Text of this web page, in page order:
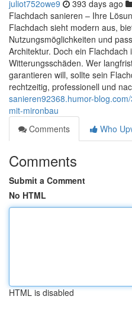
juliot752owe9 393 days ago
Flachdach sanieren – Ihre
Flachdach sieht modern aus,
Nutzungsmöglichkeiten und
Architektur. Doch ein
Witterungsschäden. Wer
garantieren will, sollte sein
rechtzeitig, professionell und
sanieren92368.humor-
mit-mironbau
Comments
Who
Comments
Submit a Comment
No HTML
HTML is disabled